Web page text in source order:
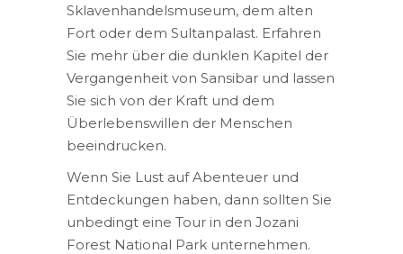
Sklavenhandelsmuseum, dem alten
Fort oder dem Sultanpalast. Erfahren
Sie mehr über die dunklen Kapitel der
Vergangenheit von Sansibar und lassen
Sie sich von der Kraft und dem
Überlebenswillen der Menschen
beeindrucken.
Wenn Sie Lust auf Abenteuer und
Entdeckungen haben, dann sollten Sie
unbedingt eine Tour in den Jozani
Forest National Park unternehmen.